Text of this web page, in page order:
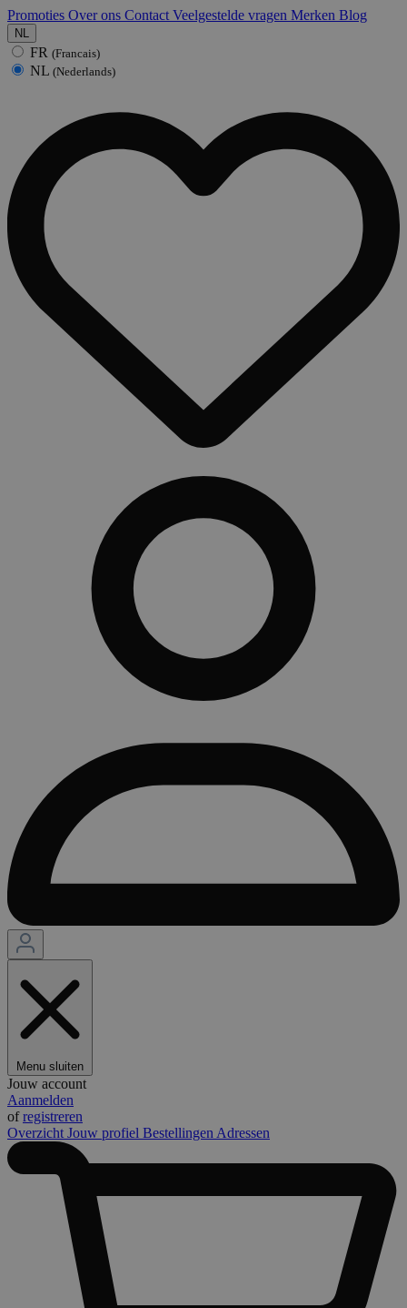
Promoties Over ons Contact Veelgestelde vragen Merken Blog
NL
FR (Francais)
NL (Nederlands)
Menu sluiten
Jouw account
Aanmelden
ofregistreren
Overzicht Jouw profiel Bestellingen Adressen